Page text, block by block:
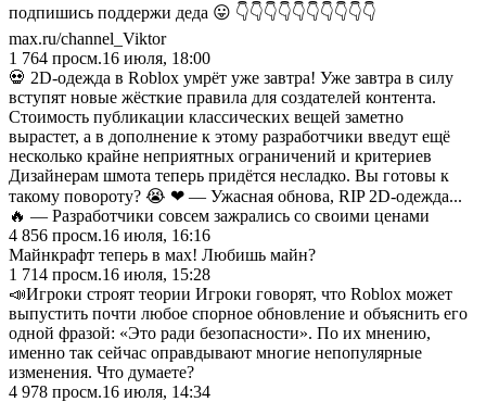
подпишись поддержи деда 😛 👇👇👇👇👇👇👇👇👇👇
max.ru/channel_Viktor
1 764 просм.16 июля, 18:00
💀 2D-одежда в Roblox умрёт уже завтра! Уже завтра в силу
вступят новые жёсткие правила для создателей контента.
Стоимость публикации классических вещей заметно
вырастет, а в дополнение к этому разработчики введут ещё
несколько крайне неприятных ограничений и критериев
Дизайнерам шмота теперь придётся несладко. Вы готовы к
такому повороту? 😭 ❤ — Ужасная обнова, RIP 2D-одежда...
🔥 — Разработчики совсем зажрались со своими ценами
4 856 просм.16 июля, 16:16
Майнкрафт теперь в мах! Любишь майн?
1 714 просм.16 июля, 15:28
📣Игроки строят теории Игроки говорят, что Roblox может
выпустить почти любое спорное обновление и объяснить его
одной фразой: «Это ради безопасности». По их мнению,
именно так сейчас оправдывают многие непопулярные
изменения. Что думаете?
4 978 просм.16 июля, 14:34